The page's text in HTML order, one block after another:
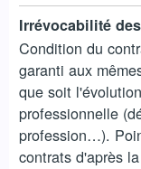
Irrévocabilité
Condition du
garanti aux
que soit
professionnelle
profession…).
contrats d'après